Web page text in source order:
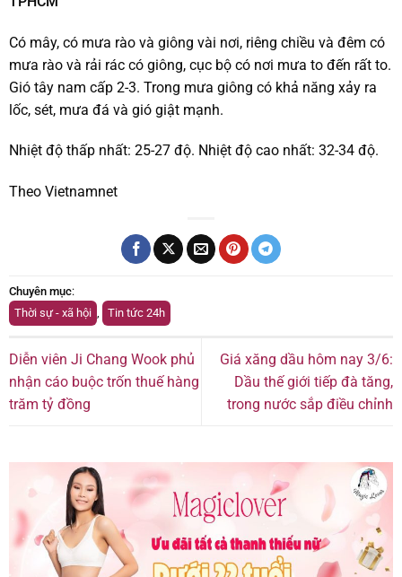
Có mây, có mưa rào và giông vài nơi, riêng chiều và đêm có
mưa rào và rải rác có giông, cục bộ có nơi mưa to đến rất to.
Gió tây nam cấp 2-3. Trong mưa giông có khả năng xảy ra
lốc, sét, mưa đá và gió giật mạnh.
Nhiệt độ thấp nhất: 25-27 độ. Nhiệt độ cao nhất: 32-34 độ.
Theo Vietnamnet
Chuyên mục:
Thời sự - xã hội
Tin tức 24h
Diễn viên Ji Chang Wook phủ
nhận cáo buộc trốn thuế hàng
trăm tỷ đồng
Giá xăng dầu hôm nay 3/6:
Dầu thế giới tiếp đà tăng,
trong nước sắp điều chỉnh